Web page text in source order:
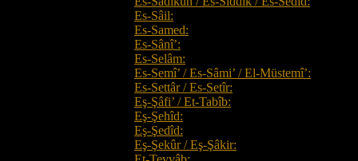
Es-Sâil:
Es-Samed:
Es-Sânî’:
Es-Selâm:
Es-Semî’ / Es-Sâmi’ / El-Müstemî’:
Es-Settâr / Es-Setîr:
Eş-Şâfi’ / Et-Tabîb:
Eş-Şehîd:
Eş-Şedîd:
Eş-Şekûr / Eş-Şâkir: